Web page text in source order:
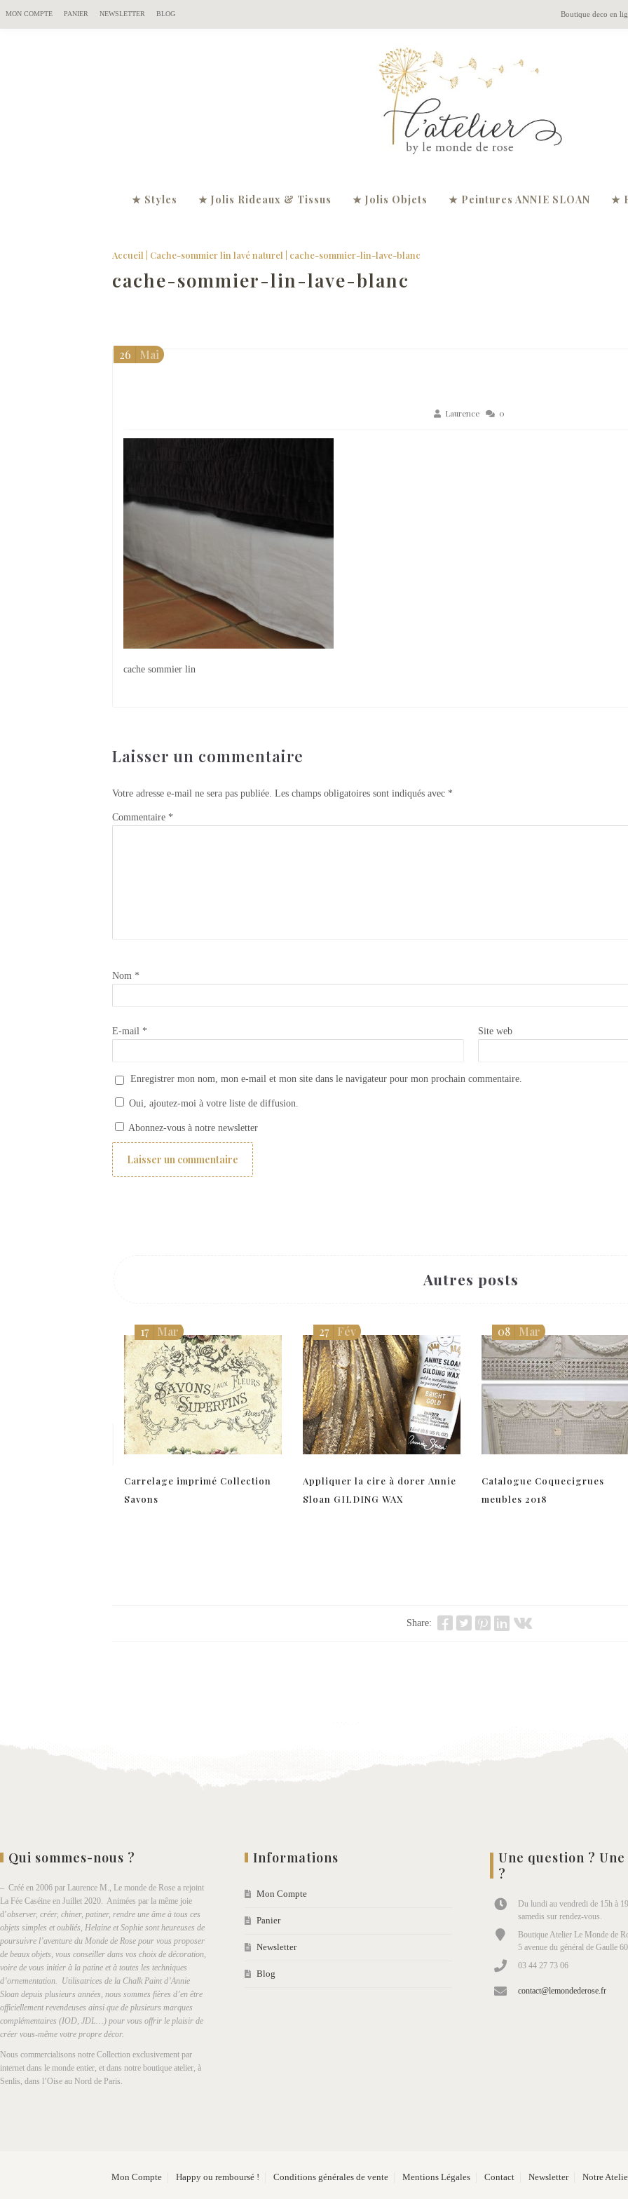
Boutique deco en
MON COMPTE PANIER NEWSLETTER BLOG
★ Styles ★ Jolis Rideaux & Tissus ★ Jolis Objets ★ Peintures ANNIE SLOAN ★
Accueil Cache-sommier lin lavé naturel cache-sommier-lin-lave-blanc
cache-sommier-lin-lave-blanc
Laurence 0
26 Mai
cache sommier lin
Laisser un commentaire
Votre adresse e-mail ne sera pas publiée. Les champs obligatoires sont indiqués avec *
Commentaire *
Nom *
E-mail * Site web
Enregistrer mon nom, mon e-mail et mon site dans le navigateur pour mon prochain commentaire.
Oui, ajoutez-moi à votre liste de diffusion.
Abonnez-vous à notre newsletter
Autres posts
Carrelage imprimé Collection
Savons
17 Mar
Appliquer la cire à dorer Annie
Sloan GILDING WAX
27 Fév
Catalogue Coquecigrues
meubles 2018
08 Mar
Share:
Qui sommes-nous ?
– Créé en 2006 par Laurence M., Le monde de Rose a rejoint
La Fée Caséine en Juillet 2020. Animées par la même joie
d’observer, créer, chiner, patiner, rendre une âme à tous ces
objets simples et oubliés, Helaine et Sophie sont heureuses de
poursuivre l’aventure du Monde de Rose pour vous proposer
de beaux objets, vous conseiller dans vos choix de décoration,
voire de vous initier à la patine et à toutes les techniques
d’ornementation. Utilisatrices de la Chalk Paint d’Annie
Sloan depuis plusieurs années, nous sommes fières d’en être
officiellement revendeuses ainsi que de plusieurs marques
complémentaires (IOD, JDL…) pour vous offrir le plaisir de
créer vous-même votre propre décor.
Nous commercialisons notre Collection exclusivement par
internet dans le monde entier, et dans notre boutique atelier, à
Senlis, dans l’Oise au Nord de Paris.
Informations
Mon Compte
Panier
Newsletter
Blog
Une question ?
?
Du lundi au vendredi de 15h à
samedis sur rendez-vous.
Boutique Atelier Le Monde de
5 avenue du général de Gaulle
03 44 27 73 06
contact@lemondederose.fr
Mon Compte Happy ou remboursé ! Conditions générales de vente Mentions Légales Contact Newsletter Notre